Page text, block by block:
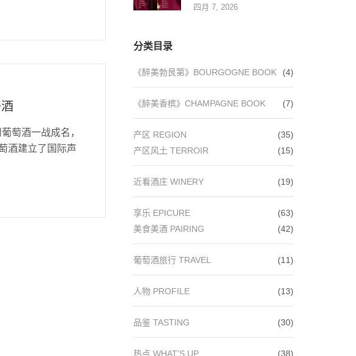
萄酒一战成名，
酒建立了国际声
四月 7, 2026
分类目录
《醉美勃艮第》BOURGOGNE BOOK (4)
《醉美香槟》CHAMPAGNE BOOK (7)
产区 REGION
(35)
产区风土 TERROIR
(15)
近看酒庄 WINERY (19)
享乐 EPICURE
(63)
美食美酒 PAIRING
(42)
葡萄酒旅行 TRAVEL (11)
人物 PROFILE (13)
品鉴 TASTING (30)
热点 WHAT'S UP (38)